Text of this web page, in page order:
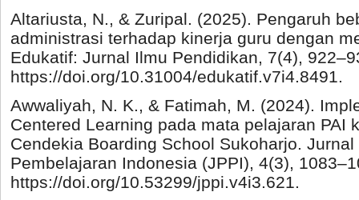
Altariusta, N., & Zuripal. (2025). Pengaruh
administrasi terhadap kinerja guru dengan
Edukatif: Jurnal Ilmu Pendidikan, 7(4),
https://doi.org/10.31004/edukatif.v7i4.8491.
Awwaliyah, N. K., & Fatimah, M. (2024).
Centered Learning pada mata pelajaran PAI
Cendekia Boarding School Sukoharjo.
Pembelajaran Indonesia (JPPI), 4(3),
https://doi.org/10.53299/jppi.v4i3.621.